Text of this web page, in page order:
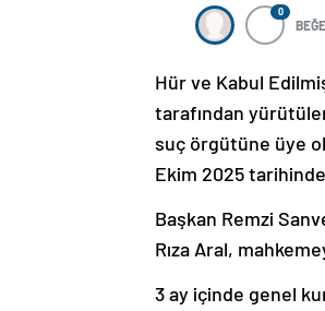
0
Hür ve Kabul
tarafından
suç örgütüne üye
Ekim 2025
Başkan Remzi
Rıza Aral,
3 ay içinde genel